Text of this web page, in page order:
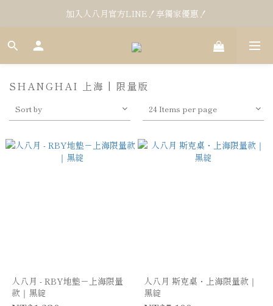
加入人八月官方LINE！享獨家優惠！
SHANGHAI 上海 | 限量版
Sort by 24 Items per page
人八月 - RBY地墊－上海限量
款｜黑綻
人八月 斯克桌・上海限量款｜
黑綻